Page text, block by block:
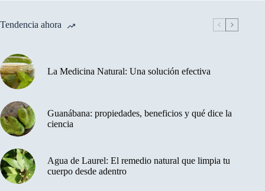
Tendencia ahora
La Medicina Natural: Una solución efectiva
Guanábana: propiedades, beneficios y qué dice la
ciencia
Agua de Laurel: El remedio natural que limpia tu
cuerpo desde adentro